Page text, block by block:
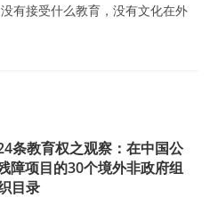
有接受什么教育，没有文化在外
条教育权之观察：在中国公
障项目的30个境外非政府组
目录